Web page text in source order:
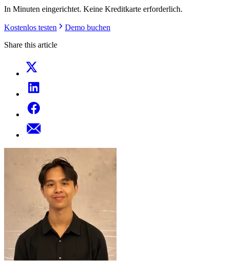
In Minuten eingerichtet. Keine Kreditkarte erforderlich.
Kostenlos testen
Demo buchen
Share this article